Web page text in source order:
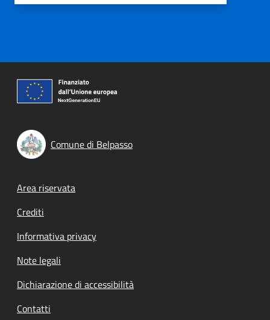
Comune di Belpasso
Footer menu
Area riservata
Crediti
Informativa privacy
Note legali
Dichiarazione di accessibilità
Contatti